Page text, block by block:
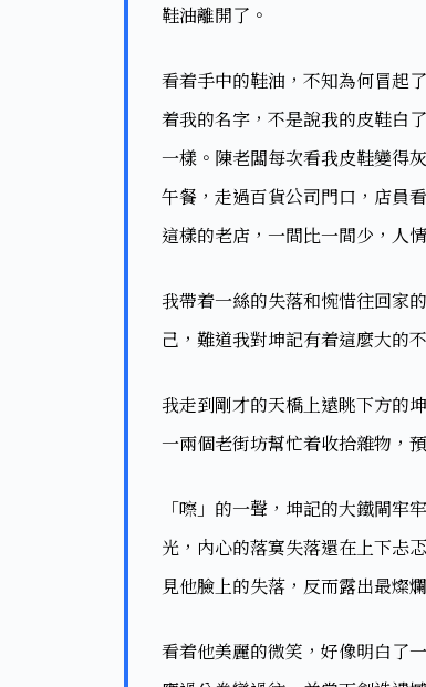
鞋油離開了。​
看着手中的鞋油，不知為何冒起
着我的名字，不是說我的皮鞋白
一樣。陳老闆每次看我皮鞋變得
午餐，走過百貨公司門口，店員
這樣的老店，一間比一間少，人
我帶着一絲的失落和惋惜往回家
己，難道我對坤記有着這麼大的
我走到剛才的天橋上遠眺下方的
一兩個老街坊幫忙着收拾雜物，
「嚓」的一聲，坤記的大鐵閘
光，內心的落寞失落還在上下忐
見他臉上的失落，反而露出最燦
看着他美麗的微笑，好像明白了